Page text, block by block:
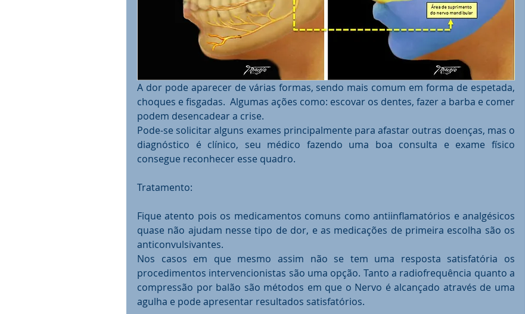
A dor pode aparecer de várias formas, sendo mais comum em forma de espetada,
choques e fisgadas.  Algumas ações como: escovar os dentes, fazer a barba e comer
podem desencadear a crise.
Pode-se solicitar alguns exames principalmente para afastar outras doenças, mas o
diagnóstico é clínico, seu médico fazendo uma boa consulta e exame físico
consegue reconhecer esse quadro.
Tratamento:
Fique atento pois os medicamentos comuns como antiinflamatórios e analgésicos
quase não ajudam nesse tipo de dor, e as medicações de primeira escolha são os
anticonvulsivantes.
Nos casos em que mesmo assim não se tem uma resposta satisfatória os
procedimentos intervencionistas são uma opção. Tanto a radiofrequência quanto a
compressão por balão são métodos em que o Nervo é alcançado através de uma
agulha e pode apresentar resultados satisfatórios.